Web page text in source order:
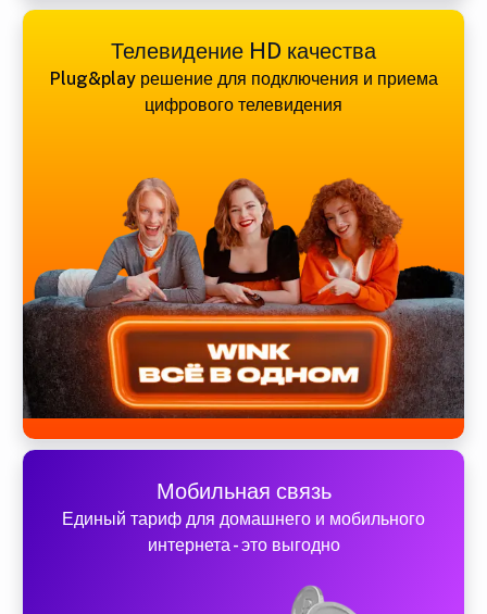
Телевидение HD качества
Plug&play решение для подключения и приема
цифрового телевидения
Мобильная связь
Единый тариф для домашнего и мобильного
интернета - это выгодно